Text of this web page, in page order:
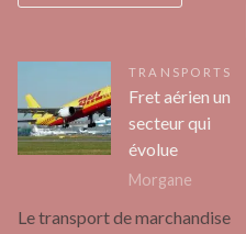
TRANSPORTS
Fret aérien un
secteur qui
évolue
Morgane
Le transport de marchandise